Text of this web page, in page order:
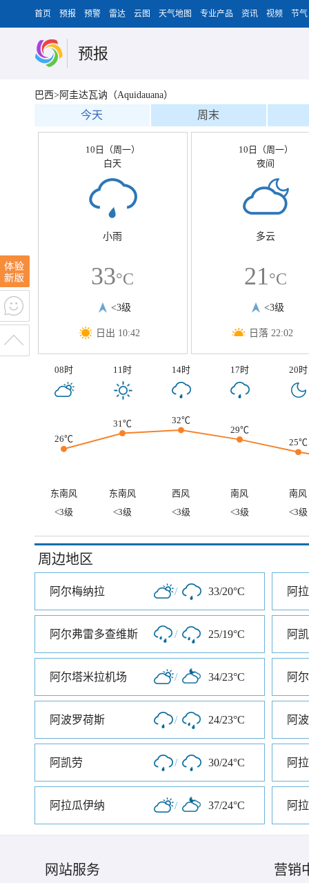
首页 预报 预警 雷达 云图 天气地图 专业产品 资讯 视频 节气
预报
巴西>阿圭达瓦讷（Aquidauana）
今天 周末
10日（周一）
白天
小雨
33°C
<3级
日出 10:42
10日（周一）
夜间
多云
21°C
<3级
日落 22:02
08时 11时 14时 17时 20时
26℃
31℃
32℃
29℃
25℃
东南风 东南风 西风 南风
南风
<3级
<3级 <3级 <3级 <3级
周边地区
阿尔梅纳拉 / 33/20°C 阿
阿尔弗雷多查维斯 / 25/19°C 阿
阿尔塔米拉机场 / 34/23°C 阿
阿波罗荷斯 / 24/23°C 阿
阿凯劳 / 30/24°C 阿
阿拉瓜伊纳 / 37/24°C 阿
网站服务 营销